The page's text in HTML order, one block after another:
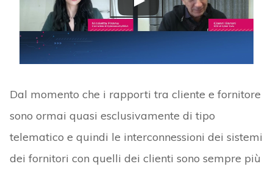
Dal momento che i rapporti tra cliente e fornitore
sono ormai quasi esclusivamente di tipo
telematico e quindi le interconnessioni dei sistemi
dei fornitori con quelli dei clienti sono sempre più